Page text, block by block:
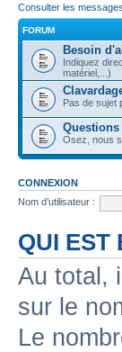
Consulter les
FORUM
Besoin
Indiquez
matériel,...)
Pas de sujet
Osez, nous
CONNEXION
Nom d’utilisateur :
QUI EST
Au total,
sur le
Le